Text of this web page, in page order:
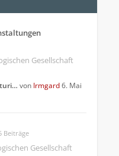
Gesellschaft
von Irmgard6. Mai
Beiträge
Gesellschaft